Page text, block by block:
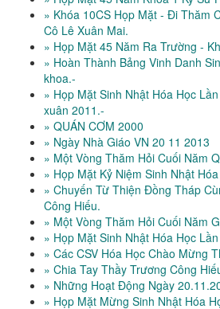
» Khóa 10CS Họp Mặt - Đi Thăm
Cô Lê Xuân Mai.
» Họp Mặt 45 Năm Ra Trường -
» Hoàn Thành Bảng Vinh Danh
khoa.-
» Họp Mặt Sinh Nhật Hóa Học
xuân 2011.-
» QUÁN CƠM 2000
» Ngày Nhà Giáo VN 20 11 2013
» Một Vòng Thăm Hỏi Cuối Năm
» Họp Mặt Kỷ Niệm Sinh Nhật
» Chuyến Từ Thiện Đồng Tháp
Công Hiếu.
» Một Vòng Thăm Hỏi Cuối Năm
» Họp Mặt Sinh Nhật Hóa Học
» Các CSV Hóa Học Chào Mừng
» Chia Tay Thầy Trương Công
» Những Hoạt Động Ngày
» Họp Mặt Mừng Sinh Nhật Hóa